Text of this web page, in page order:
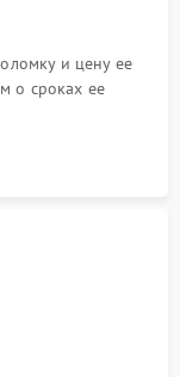
и цену ее
о сроках ее